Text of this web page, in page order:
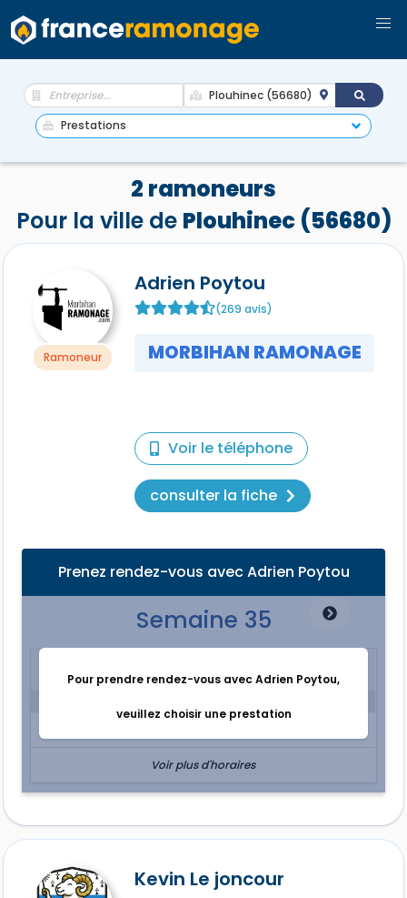
2 ramoneurs
Pour la ville de Plouhinec (56680)
Ramoneur
Adrien Poytou
(269 avis)
MORBIHAN RAMONAGE
Voir le téléphone
consulter la fiche
Prenez rendez-vous avec Adrien Poytou
Pour prendre rendez-vous avec Adrien Poytou,
veuillez choisir une prestation
Semaine 35
MAR. 25 Aout.
Voir plus d'horaires
Kevin Le joncour